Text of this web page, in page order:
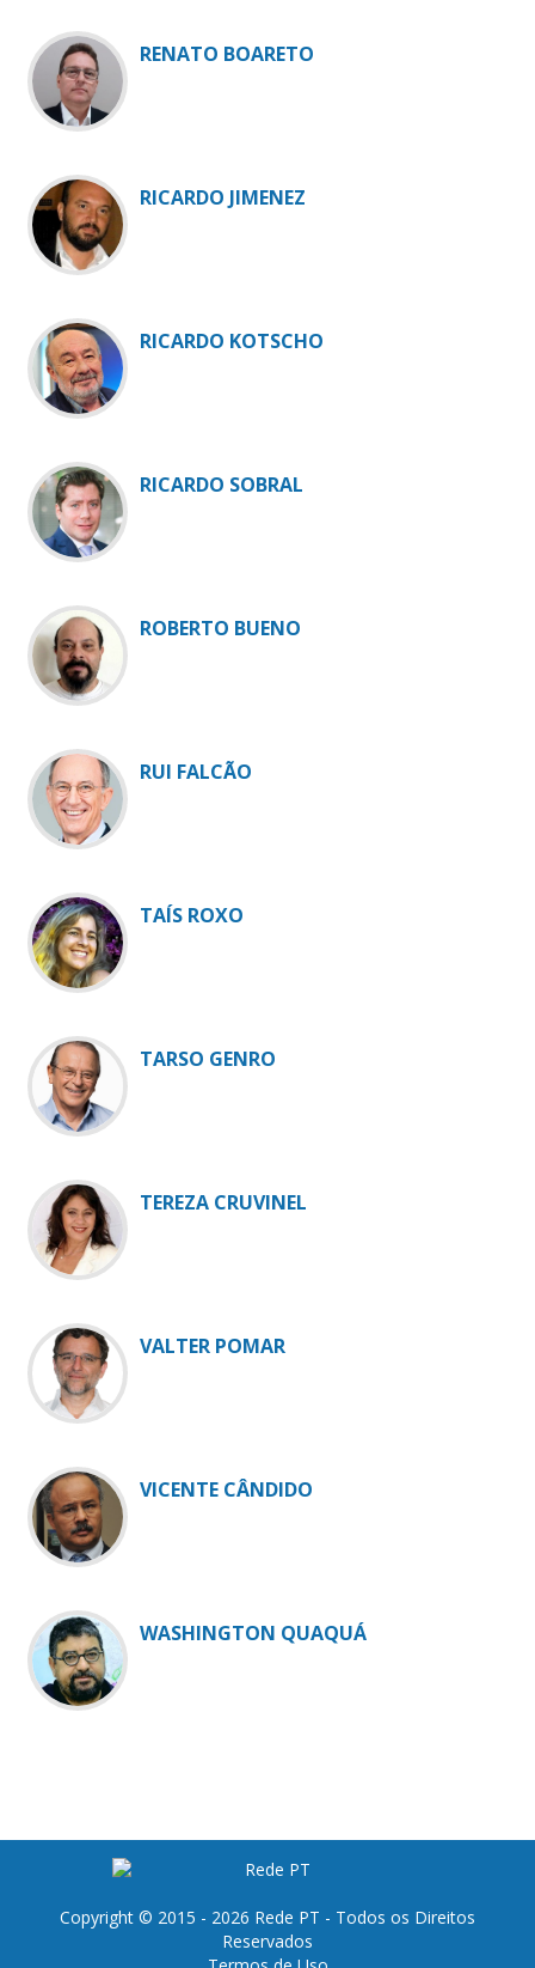
RENATO BOARETO
RICARDO JIMENEZ
RICARDO KOTSCHO
RICARDO SOBRAL
ROBERTO BUENO
RUI FALCÃO
TAÍS ROXO
TARSO GENRO
TEREZA CRUVINEL
VALTER POMAR
VICENTE CÂNDIDO
WASHINGTON QUAQUÁ
Copyright © 2015 - 2026 Rede PT - Todos os Direitos
Reservados